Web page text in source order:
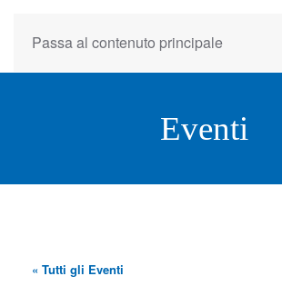
Passa al contenuto principale
Eventi
« Tutti gli Eventi